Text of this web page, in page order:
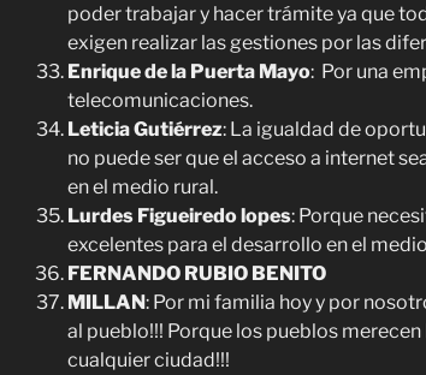
poder trabajar y hacer trámite ya que
exigen realizar las gestiones por las
Enrique de la Puerta Mayo: Por una
telecomunicaciones.
Leticia Gutiérrez: La igualdad de
no puede ser que el acceso a internet
en el medio rural.
Lurdes Figueiredo lopes: Porque
excelentes para el desarrollo en el
FERNANDO RUBIO BENITO
MILLAN: Por mi familia hoy y por
al pueblo!!! Porque los pueblos
cualquier ciudad!!!